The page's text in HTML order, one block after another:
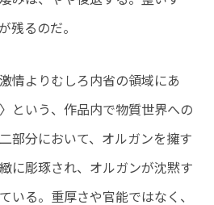
残るのだ。
情よりむしろ内省の領域にあ
という、作品内で物質世界への
部分において、オルガンを擁す
に彫琢され、オルガンが沈黙す
いる。重厚さや官能ではなく、